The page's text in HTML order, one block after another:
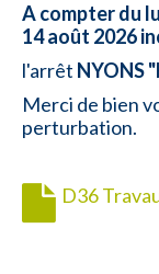
A compter du
14 août 2026
l'arrêt NYONS
Merci de bien
perturbation.
D36